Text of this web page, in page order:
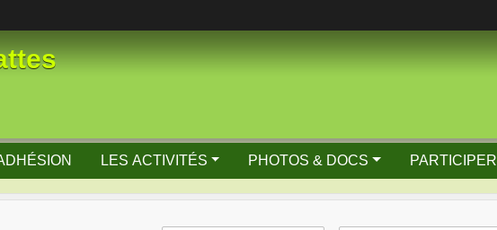
LES ACTIVITÉS PHOTOS & DOCS PARTICIPER